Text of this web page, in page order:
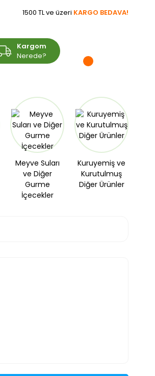
1500 TL ve üzeri KARGO BEDAVA!
Kargom
Nerede?
Meyve Suları
ve Diğer
Gurme
İçecekler
Kuruyemiş ve
Kurutulmuş
Diğer Ürünler